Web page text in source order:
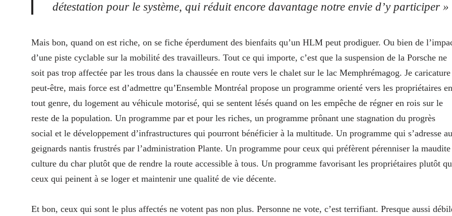
détestation pour le système, qui réduit encore davantage notre envie d’y participer »
Mais bon, quand on est riche, on se fiche éperdument des bienfaits qu’un HLM peut prodiguer. Ou bien de
d’une piste cyclable sur la mobilité des travailleurs. Tout ce qui importe, c’est que la suspension de la Porsche ne
soit pas trop affectée par les trous dans la chaussée en route vers le chalet sur le lac Memphrémagog. Je caricature
peut-être, mais force est d’admettre qu’Ensemble Montréal propose un programme orienté vers les propriétaires en
tout genre, du logement au véhicule motorisé, qui se sentent lésés quand on les empêche de régner en rois sur le
reste de la population. Un programme par et pour les riches, un programme prônant une stagnation du progrès
social et le développement d’infrastructures qui pourront bénéficier à la multitude. Un programme qui s’adresse
geignards nantis frustrés par l’administration Plante. Un programme pour ceux qui préfèrent pérenniser la maudite
culture du char plutôt que de rendre la route accessible à tous. Un programme favorisant les propriétaires plutôt
ceux qui peinent à se loger et maintenir une qualité de vie décente.
Et bon, ceux qui sont le plus affectés ne votent pas non plus. Personne ne vote, c’est terrifiant. Presque aussi